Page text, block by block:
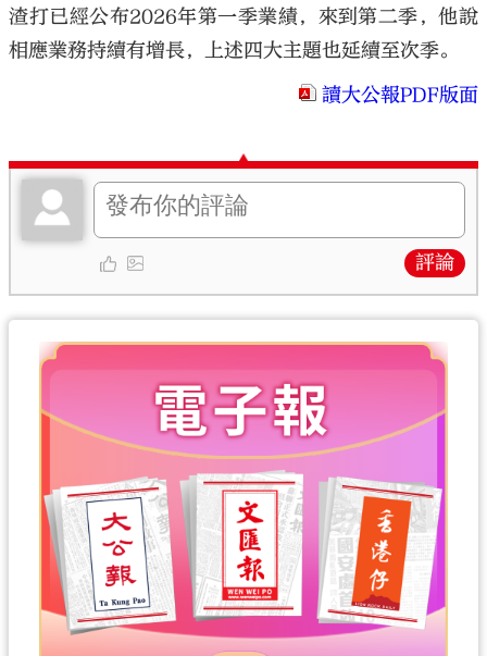
渣打已經公布2026年第一季業績，來到第二季，他說
相應業務持續有增長，上述四大主題也延續至次季。
讀大公報PDF版面
評論